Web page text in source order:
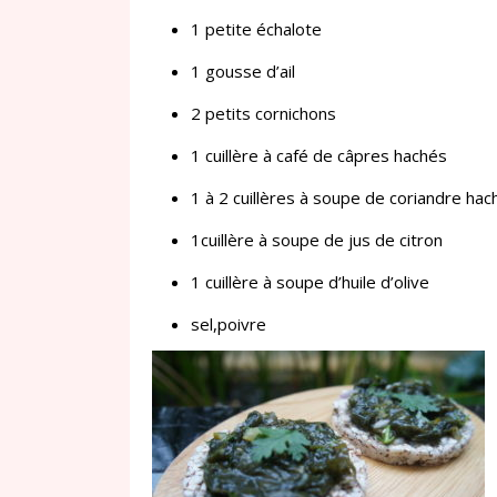
1 petite échalote
1 gousse d’ail
2 petits cornichons
1 cuillère à café de câpres hachés
1 à 2 cuillères à soupe de coriandre
1cuillère à soupe de jus de citron
1 cuillère à soupe d’huile d’olive
sel,poivre